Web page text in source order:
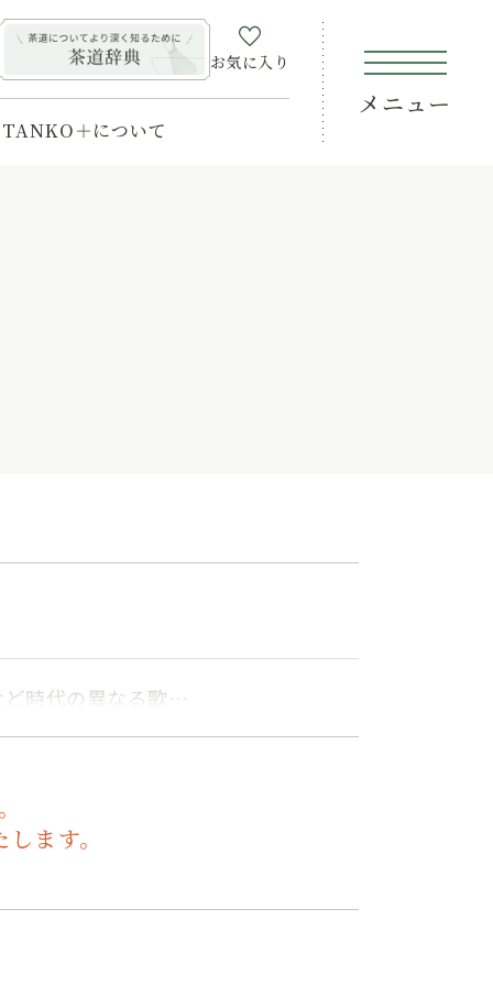
お気に入り
メニュー
TANKO＋について
ど時代の異なる歌…
ます。